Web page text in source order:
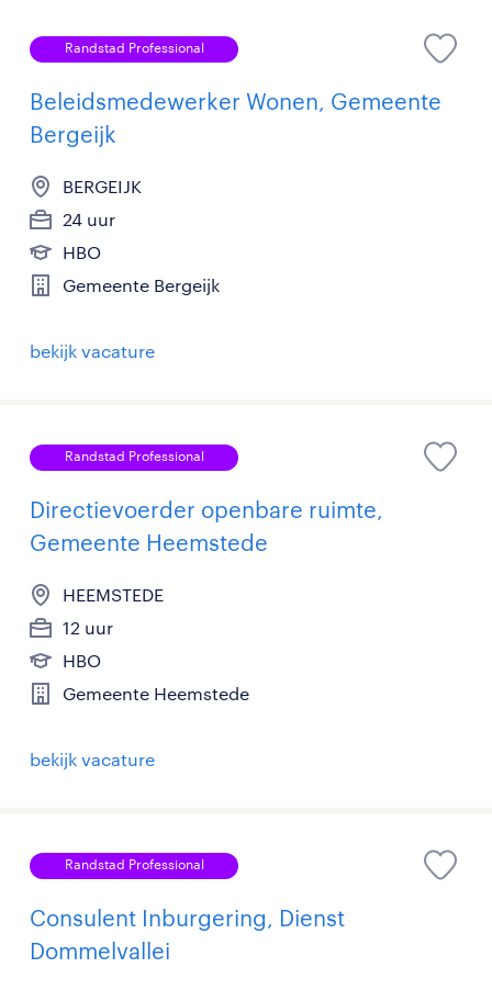
Randstad Professional
Beleidsmedewerker Wonen, Gemeente
Bergeijk
BERGEIJK
24 uur
HBO
Gemeente Bergeijk
bekijk vacature
Randstad Professional
Directievoerder openbare ruimte,
Gemeente Heemstede
HEEMSTEDE
12 uur
HBO
Gemeente Heemstede
bekijk vacature
Randstad Professional
Consulent Inburgering, Dienst
Dommelvallei